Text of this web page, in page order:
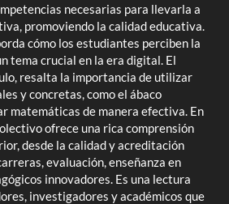
necesarias para llevarla a
promoviendo la calidad educativa.
cómo los estudiantes perciben la
tema crucial en la era digital. El
resalta la importancia de utilizar
y concretas, como el ábaco
matemáticas de manera efectiva. En
ofrece una rica comprensión
desde la calidad y acreditación
evaluación, enseñanza en
innovadores. Es una lectura
investigadores y académicos que